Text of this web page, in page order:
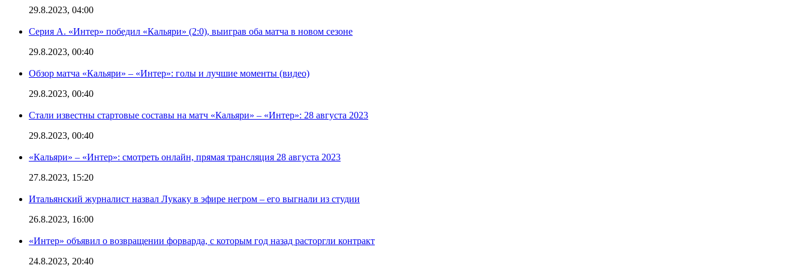
29.8.2023, 04:00
Серия А. «Интер» победил «Кальяри» (2:0), выиграв оба матча в новом сезоне
29.8.2023, 00:40
Обзор матча «Кальяри» – «Интер»: голы и лучшие моменты (видео)
29.8.2023, 00:40
Стали известны стартовые составы на матч «Кальяри» – «Интер»: 28 августа 2023
29.8.2023, 00:40
«Кальяри» – «Интер»: смотреть онлайн, прямая трансляция 28 августа 2023
27.8.2023, 15:20
Итальянский журналист назвал Лукаку в эфире негром – его выгнали из студии
26.8.2023, 16:00
«Интер» объявил о возвращении форварда, с которым год назад расторгли контракт
24.8.2023, 20:40